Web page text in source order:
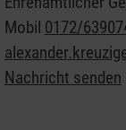
Helfer
Technik,
Führung. In all
Mobil 0172/
Nachricht senden